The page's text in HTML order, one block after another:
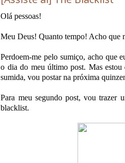
Olá pessoas!
Meu Deus! Quanto tempo! Acho que
Perdoem-me pelo sumiço, acho que
o dia do meu último post. Mas estou
sumida, vou postar na próxima
Para meu segundo post, vou trazer
blacklist.